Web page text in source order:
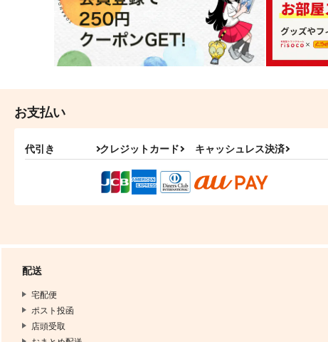
お支払い
代引き クレジットカード キャッシュレス決済
配送
宅配便
ポスト投函
店頭受取